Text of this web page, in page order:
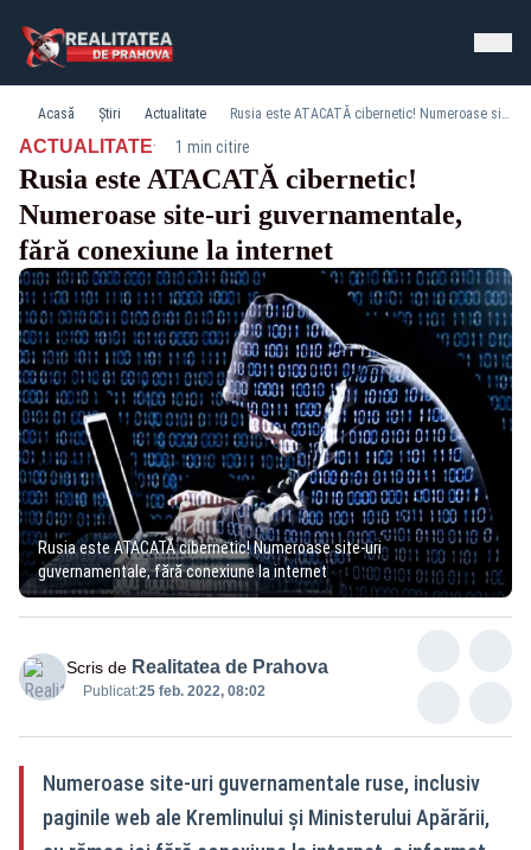
Acasă Știri Actualitate Rusia este ATACATĂ cibernetic! Numeroase site-uri guvernamentale, fără conexiune la internet
ACTUALITATE· 1 min citire
Rusia este ATACATĂ cibernetic!
Numeroase site-uri guvernamentale,
fără conexiune la internet
Rusia este ATACATĂ cibernetic! Numeroase site-uri
guvernamentale, fără conexiune la internet
Scris de Realitatea de Prahova
Publicat:25 feb. 2022, 08:02
Numeroase site-uri guvernamentale ruse, inclusiv
paginile web ale Kremlinului şi Ministerului Apărării,